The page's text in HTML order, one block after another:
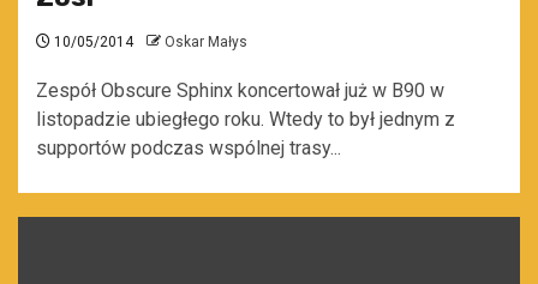
10/05/2014 Oskar Małys
Zespół Obscure Sphinx koncertował już w B90 w
listopadzie ubiegłego roku. Wtedy to był jednym z
supportów podczas wspólnej trasy...